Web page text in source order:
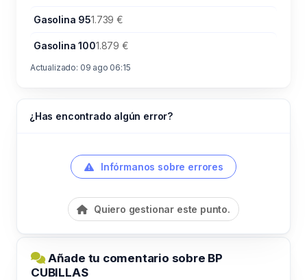
Gasolina 951.739 €
Gasolina 1001.879 €
Actualizado: 09 ago 06:15
¿Has encontrado algún error?
Infórmanos sobre errores
Quiero gestionar este punto.
Añade tu comentario sobre BP
CUBILLAS